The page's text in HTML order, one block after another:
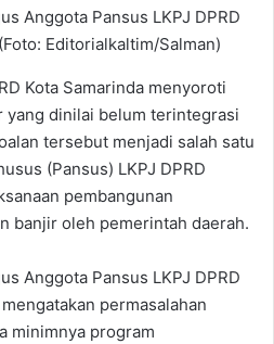
Anggota Pansus LKPJ DPRD
Editorialkaltim/Salman)
Kota Samarinda menyoroti
yang dinilai belum terintegrasi
tersebut menjadi salah satu
(Pansus) LKPJ DPRD
pembangunan
banjir oleh pemerintah daerah.
Anggota Pansus LKPJ DPRD
permasalahan
minimnya program